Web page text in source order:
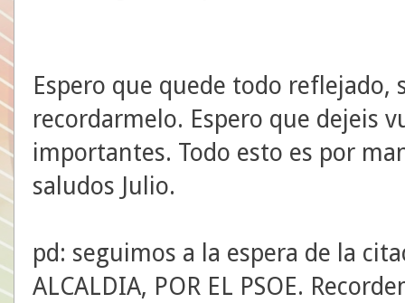
Espero que quede todo
recordarmelo. Espero que dejeis
importantes. Todo esto es por
saludos Julio.
pd: seguimos a la espera de la
ALCALDIA, POR EL PSOE.